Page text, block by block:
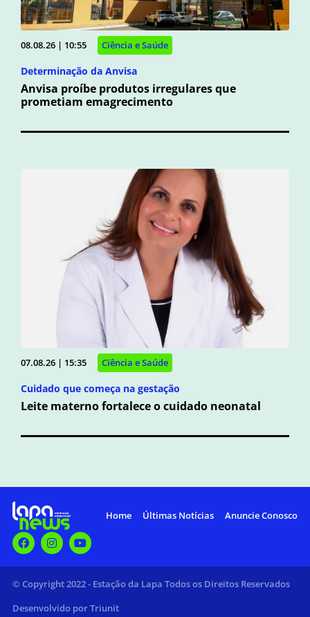
08.08.26 | 10:55 Ciência e Saúde
Determinação da Anvisa
Anvisa proíbe produtos irregulares que
prometiam emagrecimento
07.08.26 | 15:35 Ciência e Saúde
Cuidado que começa na gestação
Leite materno fortalece o cuidado neonatal
Home Últimas Notícias Anuncie Conosco
© Copyright 2022 - Estação da Lapa Todos os Direitos Reservados
Desenvolvido por Triunit